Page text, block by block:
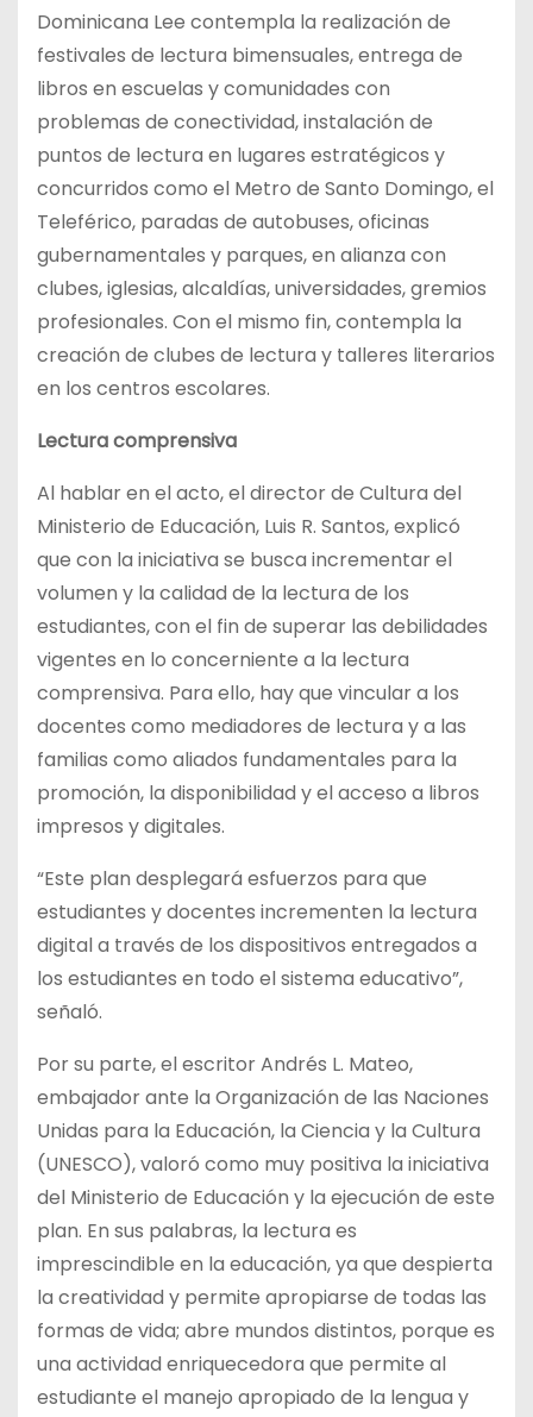
Dominicana Lee contempla la realización de
festivales de lectura bimensuales, entrega de
libros en escuelas y comunidades con
problemas de conectividad, instalación de
puntos de lectura en lugares estratégicos y
concurridos como el Metro de Santo Domingo, el
Teleférico, paradas de autobuses, oficinas
gubernamentales y parques, en alianza con
clubes, iglesias, alcaldías, universidades, gremios
profesionales. Con el mismo fin, contempla la
creación de clubes de lectura y talleres literarios
en los centros escolares.
Lectura comprensiva
Al hablar en el acto, el director de Cultura del
Ministerio de Educación, Luis R. Santos, explicó
que con la iniciativa se busca incrementar el
volumen y la calidad de la lectura de los
estudiantes, con el fin de superar las debilidades
vigentes en lo concerniente a la lectura
comprensiva. Para ello, hay que vincular a los
docentes como mediadores de lectura y a las
familias como aliados fundamentales para la
promoción, la disponibilidad y el acceso a libros
impresos y digitales.
“Este plan desplegará esfuerzos para que
estudiantes y docentes incrementen la lectura
digital a través de los dispositivos entregados a
los estudiantes en todo el sistema educativo”,
señaló.
Por su parte, el escritor Andrés L. Mateo,
embajador ante la Organización de las Naciones
Unidas para la Educación, la Ciencia y la Cultura
(UNESCO), valoró como muy positiva la iniciativa
del Ministerio de Educación y la ejecución de este
plan. En sus palabras, la lectura es
imprescindible en la educación, ya que despierta
la creatividad y permite apropiarse de todas las
formas de vida; abre mundos distintos, porque es
una actividad enriquecedora que permite al
estudiante el manejo apropiado de la lengua y